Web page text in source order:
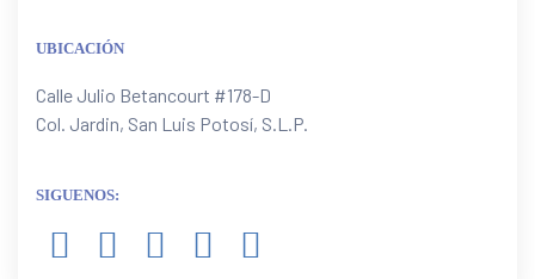
UBICACIÓN
Calle Julio Betancourt #178-D
Col. Jardin, San Luis Potosí, S.L.P.
SIGUENOS: